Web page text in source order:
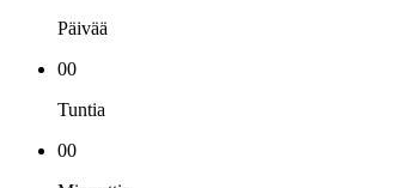
Päivää
00
Tuntia
00